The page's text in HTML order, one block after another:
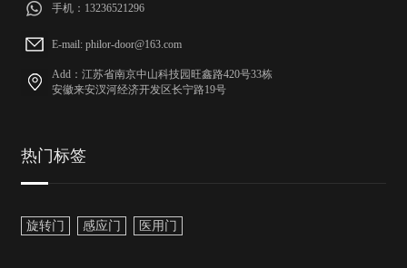
手机：13236521296
E-mail: philor-door@163.com
Add：江苏省南京中山科技园旺鑫路420号33栋
安徽来安汊河经济开发区长宁路19号
热门标签
旋转门 感应门 医用门